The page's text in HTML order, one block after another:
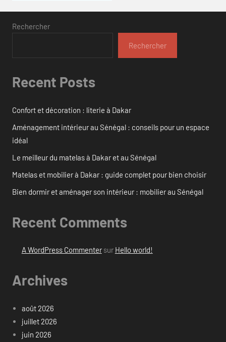
Rechercher
Rechercher
Recent Posts
Confort et décoration : literie à Dakar
Aménagement intérieur au Sénégal : conseils pour un espace
idéal
Le meilleur du matelas à Dakar et au Sénégal
Matelas et mobilier à Dakar : guide complet pour bien choisir
Bien dormir et aménager son intérieur : mobilier au Sénégal
Recent Comments
A WordPress Commentersur Hello world!
Archives
août 2026
juillet 2026
juin 2026